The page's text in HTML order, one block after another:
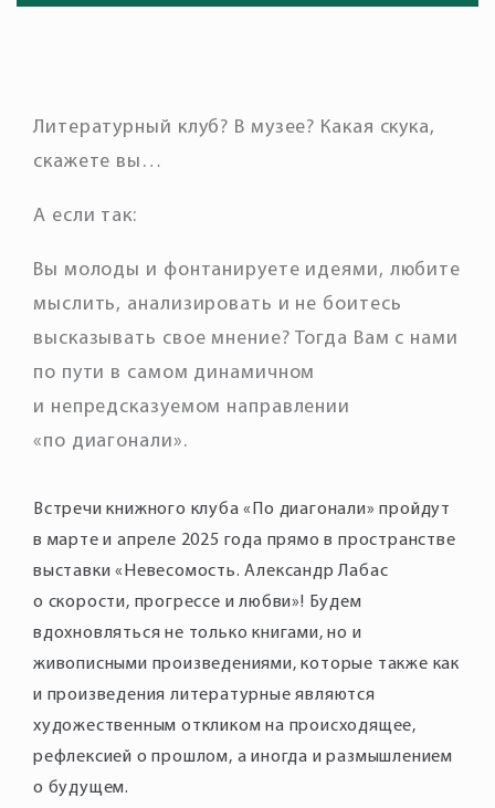
Литературный клуб? В музее? Какая скука,
скажете вы…
А если так:
Вы молоды и фонтанируете идеями, любите
мыслить, анализировать и не боитесь
высказывать свое мнение? Тогда Вам с нами
по пути в самом динамичном
и непредсказуемом направлении
«по диагонали».
Встречи книжного клуба «По диагонали» пройдут
в марте и апреле 2025 года прямо в пространстве
выставки «Невесомость. Александр Лабас
о скорости, прогрессе и любви»! Будем
вдохновляться не только книгами, но и
живописными произведениями, которые также как
и произведения литературные являются
художественным откликом на происходящее,
рефлексией о прошлом, а иногда и размышлением
о будущем.